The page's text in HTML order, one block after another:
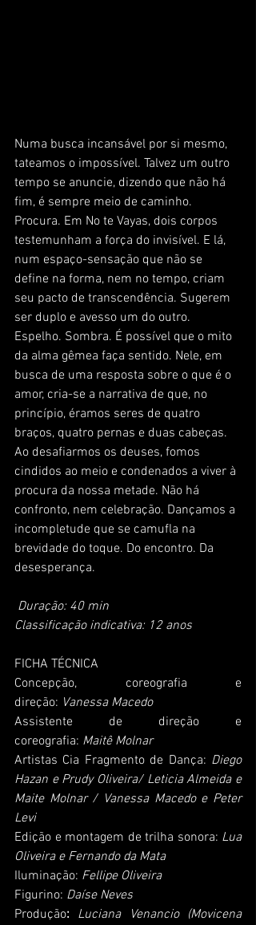
Numa busca incansável por si mesmo,
tateamos o impossível. Talvez um outro
tempo se anuncie, dizendo que não há
fim, é sempre meio de caminho.
Procura. Em No te Vayas, dois corpos
testemunham a força do invisível. E lá,
num espaço-sensação que não se
define na forma, nem no tempo, criam
seu pacto de transcendência. Sugerem
ser duplo e avesso um do outro.
Espelho. Sombra. É possível que o mito
da alma gêmea faça sentido. Nele, em
busca de uma resposta sobre o que é o
amor, cria-se a narrativa de que, no
princípio, éramos seres de quatro
braços, quatro pernas e duas cabeças.
Ao desafiarmos os deuses, fomos
cindidos ao meio e condenados a viver à
procura da nossa metade. Não há
confronto, nem celebração. Dançamos a
incompletude que se camufla na
brevidade do toque. Do encontro. Da
desesperança.
Duração: 40 min
Classificação indicativa: 12 anos
FICHA TÉCNICA
Concepção, coreografia e
direção: Vanessa Macedo
Assistente de direção e
coreografia: Maitê Molnar
Artistas Cia Fragmento de Dança: Diego
Hazan e Prudy Oliveira/ Leticia Almeida e
Maite Molnar / Vanessa Macedo e Peter
Levi
Edição e montagem de trilha sonora: Lua
Oliveira e Fernando da Mata
Iluminação: Fellipe Oliveira
Figurino: Daíse Neves
Produção: Luciana Venancio (Movicena